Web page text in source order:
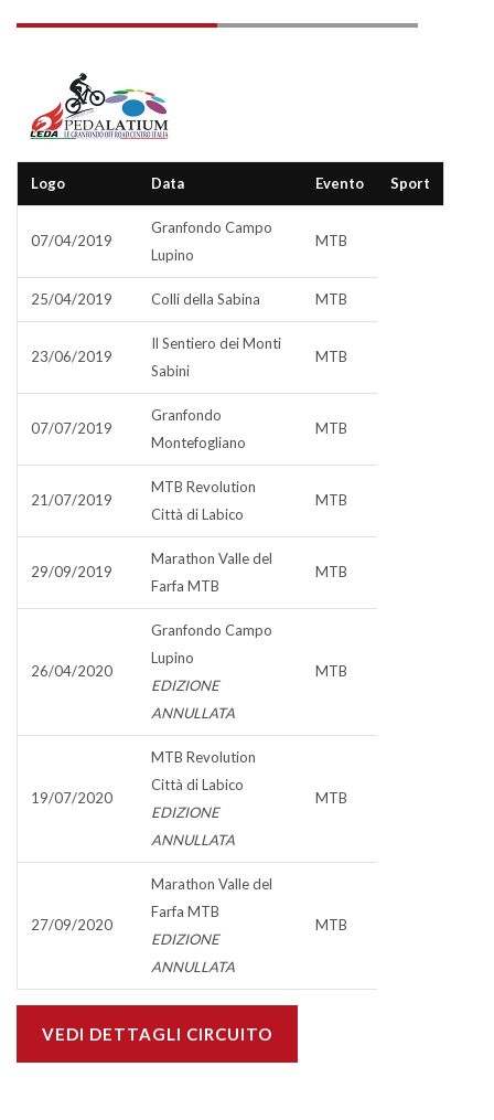
Logo Data Evento Sport
07/04/2019
Granfondo Campo
Lupino
MTB
25/04/2019 Colli della Sabina MTB
23/06/2019
Il Sentiero dei Monti
Sabini
MTB
07/07/2019
Granfondo
Montefogliano
MTB
21/07/2019
MTB Revolution
Città di Labico
MTB
29/09/2019
Marathon Valle del
Farfa MTB
MTB
26/04/2020
Granfondo Campo
Lupino
EDIZIONE
ANNULLATA
MTB
19/07/2020
MTB Revolution
Città di Labico
EDIZIONE
ANNULLATA
MTB
27/09/2020
Marathon Valle del
Farfa MTB
EDIZIONE
ANNULLATA
MTB
VEDI DETTAGLI CIRCUITO